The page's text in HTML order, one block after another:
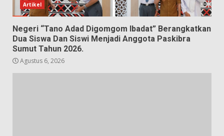
Artikel
Negeri “Tano Adad Digomgom Ibadat” Berangkatkan
Dua Siswa Dan Siswi Menjadi Anggota Paskibra
Sumut Tahun 2026.
Agustus 6, 2026